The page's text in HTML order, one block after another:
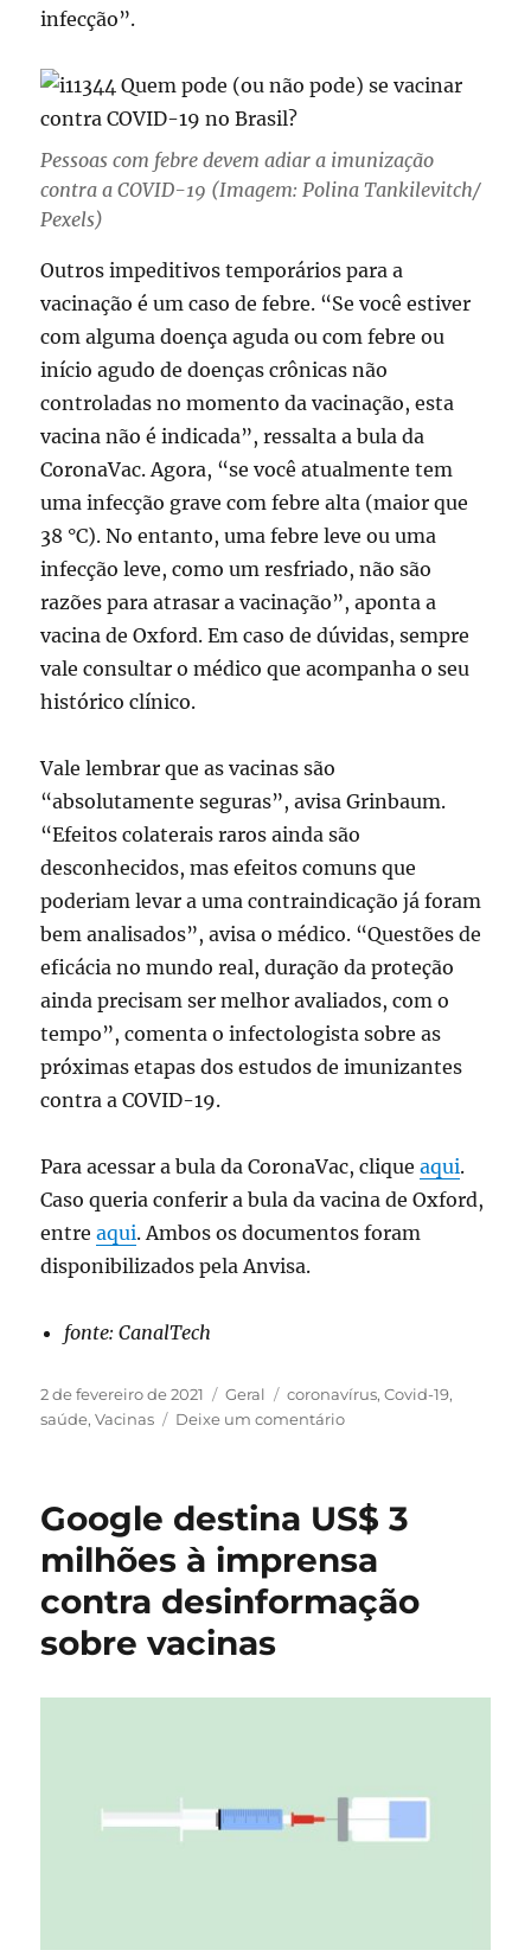
infecção”.
Pessoas com febre devem adiar a imunização
contra a COVID-19 (Imagem: Polina Tankilevitch/
Pexels)
Outros impeditivos temporários para a
vacinação é um caso de febre. “Se você estiver
com alguma doença aguda ou com febre ou
início agudo de doenças crônicas não
controladas no momento da vacinação, esta
vacina não é indicada”, ressalta a bula da
CoronaVac. Agora, “se você atualmente tem
uma infecção grave com febre alta (maior que
38 °C). No entanto, uma febre leve ou uma
infecção leve, como um resfriado, não são
razões para atrasar a vacinação”, aponta a
vacina de Oxford. Em caso de dúvidas, sempre
vale consultar o médico que acompanha o seu
histórico clínico.
Vale lembrar que as vacinas são
“absolutamente seguras”, avisa Grinbaum.
“Efeitos colaterais raros ainda são
desconhecidos, mas efeitos comuns que
poderiam levar a uma contraindicação já foram
bem analisados”, avisa o médico. “Questões de
eficácia no mundo real, duração da proteção
ainda precisam ser melhor avaliados, com o
tempo”, comenta o infectologista sobre as
próximas etapas dos estudos de imunizantes
contra a COVID-19.
Para acessar a bula da CoronaVac, cliqueaqui.
Caso queria conferir a bula da vacina de Oxford,
entreaqui. Ambos os documentos foram
disponibilizados pela Anvisa.
fonte: CanalTech
Publicado
em
2 de fevereiro de 2021 Categorias
Geral Tags
coronavírus,Covid-19,
saúde,Vacinas Deixe um comentárioem
não
se
vacinar
contra
Google destina US$ 3
milhões à imprensa
contra desinformação
sobre vacinas